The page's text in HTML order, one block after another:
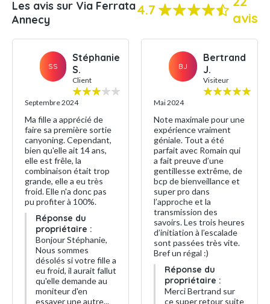
Les avis sur Via Ferrata
Annecy
4.7
avis
SS
Stéphanie
S.
Client
Septembre 2024
Ma fille a apprécié de
faire sa première sortie
canyoning. Cependant,
bien qu'elle ait 14 ans,
elle est frêle, la
combinaison était trop
grande, elle a eu très
froid. Elle n'a donc pas
pu profiter à 100%.
Réponse du
propriétaire :
Bonjour Stéphanie,
Nous sommes
désolés si votre fille a
eu froid, il aurait fallut
qu'elle demande au
moniteur d'en
essayer une autre...
BJ
Bertrand
J.
Visiteur
Mai 2024
Note maximale pour une
expérience vraiment
géniale. Tout a été
parfait avec Romain qui
a fait preuve d’une
gentillesse extrême, de
bcp de bienveillance et
super pro dans
l’approche et la
transmission des
savoirs. Les trois heures
d’initiation à l’escalade
sont passées très vite.
Bref un régal :)
Réponse du
propriétaire :
Merci Bertrand sur
ce super retour suite